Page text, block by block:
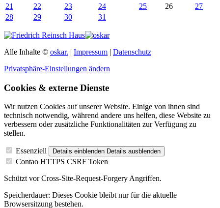
21
22 23 24 25 26
27
28
29 30 31
Alle Inhalte © oskar. | Impressum | Datenschutz
Privatsphäre-Einstellungen ändern
Cookies & externe Dienste
Wir nutzen Cookies auf unserer Website. Einige von ihnen sind
technisch notwendig, während andere uns helfen, diese Website zu
verbessern oder zusätzliche Funktionalitäten zur Verfügung zu
stellen.
Essenziell Details einblenden Details ausblenden
Contao HTTPS CSRF Token
Schützt vor Cross-Site-Request-Forgery Angriffen.
Speicherdauer: Dieses Cookie bleibt nur für die aktuelle
Browsersitzung bestehen.